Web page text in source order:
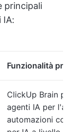
principali
IA:
Funzionalità
ClickUp Brain
agenti IA per
automazioni con